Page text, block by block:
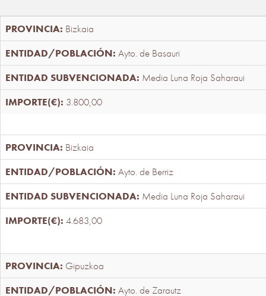
Bizkaia
Ayto. de Basauri
Media Luna Roja Saharaui
3.800,00
Bizkaia
Ayto. de Berriz
Media Luna Roja Saharaui
4.683,00
Gipuzkoa
Ayto. de Zarautz